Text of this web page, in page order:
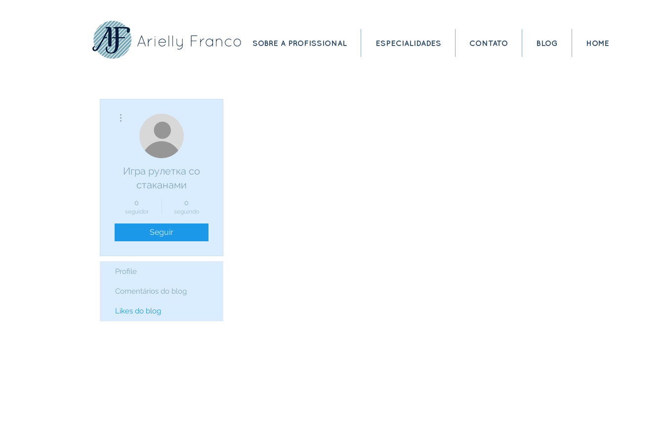
SOBRE A PROFISSIONAL ESPECIALIDADES CONTATO BLOG HOME
Игра рулетка со
стаканами
0
seguidor
0
seguindo
Seguir
Profile
Comentários do blog
Likes do blog